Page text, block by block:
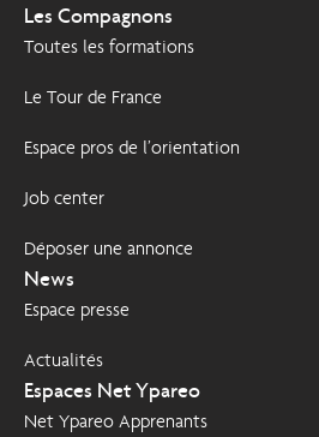
Les Compagnons
Toutes les formations
Le Tour de France
Espace pros de l’orientation
Job center
Déposer une annonce
News
Espace presse
Actualités
Espaces Net Ypareo
Net Ypareo Apprenants